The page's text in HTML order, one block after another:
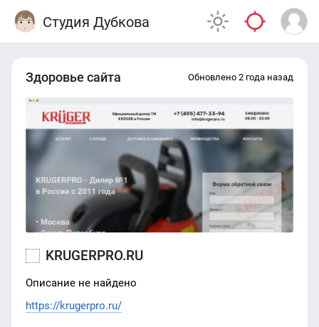
Студия Дубкова
Здоровье сайта Обновлено 2 года назад
KRUGERPRO.RU
Описание не найдено
https://krugerpro.ru/